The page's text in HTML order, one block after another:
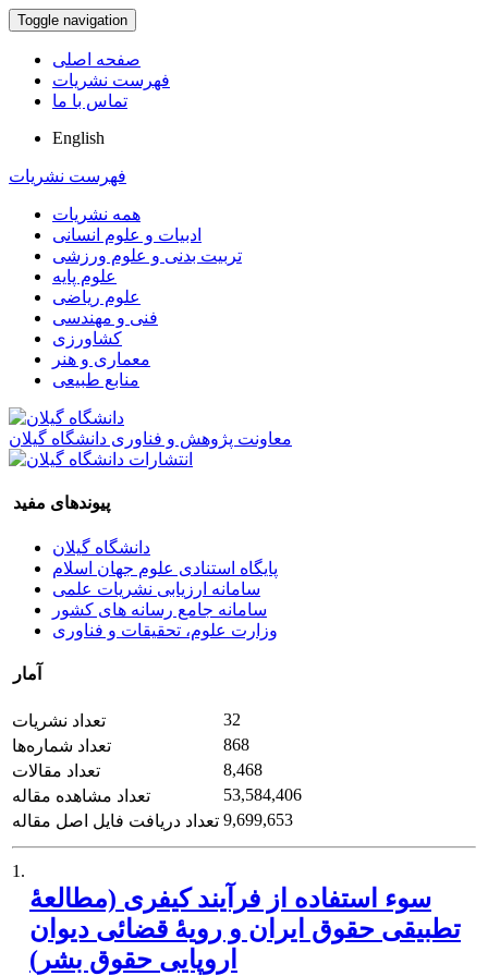
Toggle navigation
صفحه اصلی
فهرست نشریات
تماس با ما
English
فهرست نشریات
همه نشریات
ادبیات و علوم انسانی
تربیت بدنی و علوم ورزشی
علوم پایه
علوم ریاضی
فنی و مهندسی
کشاورزی
معماری و هنر
منابع طبیعی
معاونت پژوهش و فناوری دانشگاه گیلان
پیوندهای مفید
دانشگاه گیلان
پایگاه استنادی علوم جهان اسلام
سامانه ارزیابی نشریات علمی
سامانه جامع رسانه های کشور
وزارت علوم، تحقیقات و فناوری
آمار
تعداد نشریات
32
تعداد شماره‌ها
868
تعداد مقالات
8,468
تعداد مشاهده مقاله
53,584,406
تعداد دریافت فایل اصل مقاله 9,699,653
1.
سوء استفاده از فرآیند کیفری (مطالعۀ
تطبیقی حقوق ایران و رویۀ قضائی دیوان
اروپایی حقوق بشر)